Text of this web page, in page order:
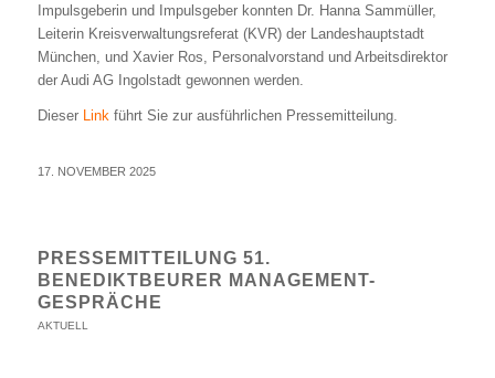
Impulsgeberin und Impulsgeber konnten Dr. Hanna Sammüller,
Leiterin Kreisverwaltungsreferat (KVR) der Landeshauptstadt
München, und Xavier Ros, Personalvorstand und Arbeitsdirektor
der Audi AG Ingolstadt gewonnen werden.
Dieser Linkführt Sie zur ausführlichen Pressemitteilung.
17. NOVEMBER 2025
PRESSEMITTEILUNG 51.
BENEDIKTBEURER MANAGEMENT-
GESPRÄCHE
AKTUELL